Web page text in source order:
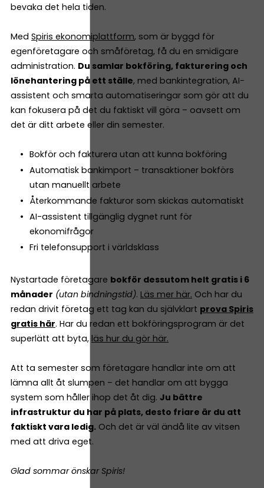
bevaka det hela tiden.
Med Spiris ekonomiplattform, som är byggd för
egenföretagare och småföretag, få du en smidigare
administration. Du samlar bokföring, fakturering och
lönehantering på ett ställe, med bankintegration, AI-
assistent och smarta automatiseringar som gör att du
kan fokusera på det du faktiskt vill göra – oavsett om
det är ditt arbete eller din semester.
Bokför och fakturera utan att kunna bokföring
Automatisk bankimport – transaktioner bokförs
utan manuellt arbete
Återkommande fakturor som skickas automatiskt
AI-assistent tillgänglig dygnet runt för
ekonomifrågor
Fri telefonsupport i världsklass
Nystartade företagare bokför dessutom helt gratis i 6
månader (utan bindningstid). Läs mer här. Och har du
redan drivit företag ett tag kan du självklart prova Spiris
gratis här. Har du redan ett bokföringsprogram är det
superlätt att byta, läs hur du gör här.
Att ta semester som företagare handlar inte om att
lämna allt åt slumpen – det handlar om att bygga
system som håller ihop det åt dig. Ju bättre
infrastruktur du har på plats, desto friare är du att
faktiskt vara ledig. Och det är väl ändå lite av vitsen
med att driva eget.
Glad sommar önskar Spiris!